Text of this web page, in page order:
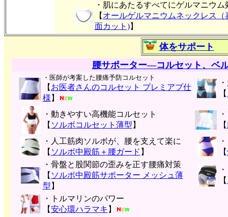
・肌にあたるすべてにゲルマニウム
【 オールゲルマニウムネックレス（
面カット)】
体をサポート
腰サポーター―コルセット、ベ
・医師が考案した腰痛予防コルセット
【 お医者さんのコルセット プレミアプ仕
様 】
【
・動きやすい高機能コルセット
【 ソルボコルセット薄型 】
【
・人工筋肉ソルボが、腰を支えて楽に
【 ソルボ中殿筋＋腰ガード 】
【
・骨盤と股関節の歪みを正す腰痛対策
【 ソルボ中殿筋サポーター メッシュ薄
型 】
【
・トルマリンのパワー
【安心環ハラマキ 】